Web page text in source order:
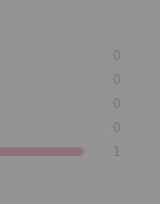
0
0
0
0
1